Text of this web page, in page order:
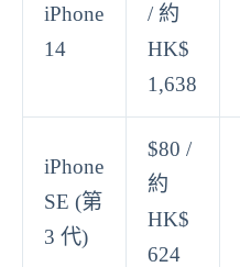
iPhone
14
/ 約
HK$
1,638
iPhone
SE (第
3 代)
$80 /
約
HK$
624